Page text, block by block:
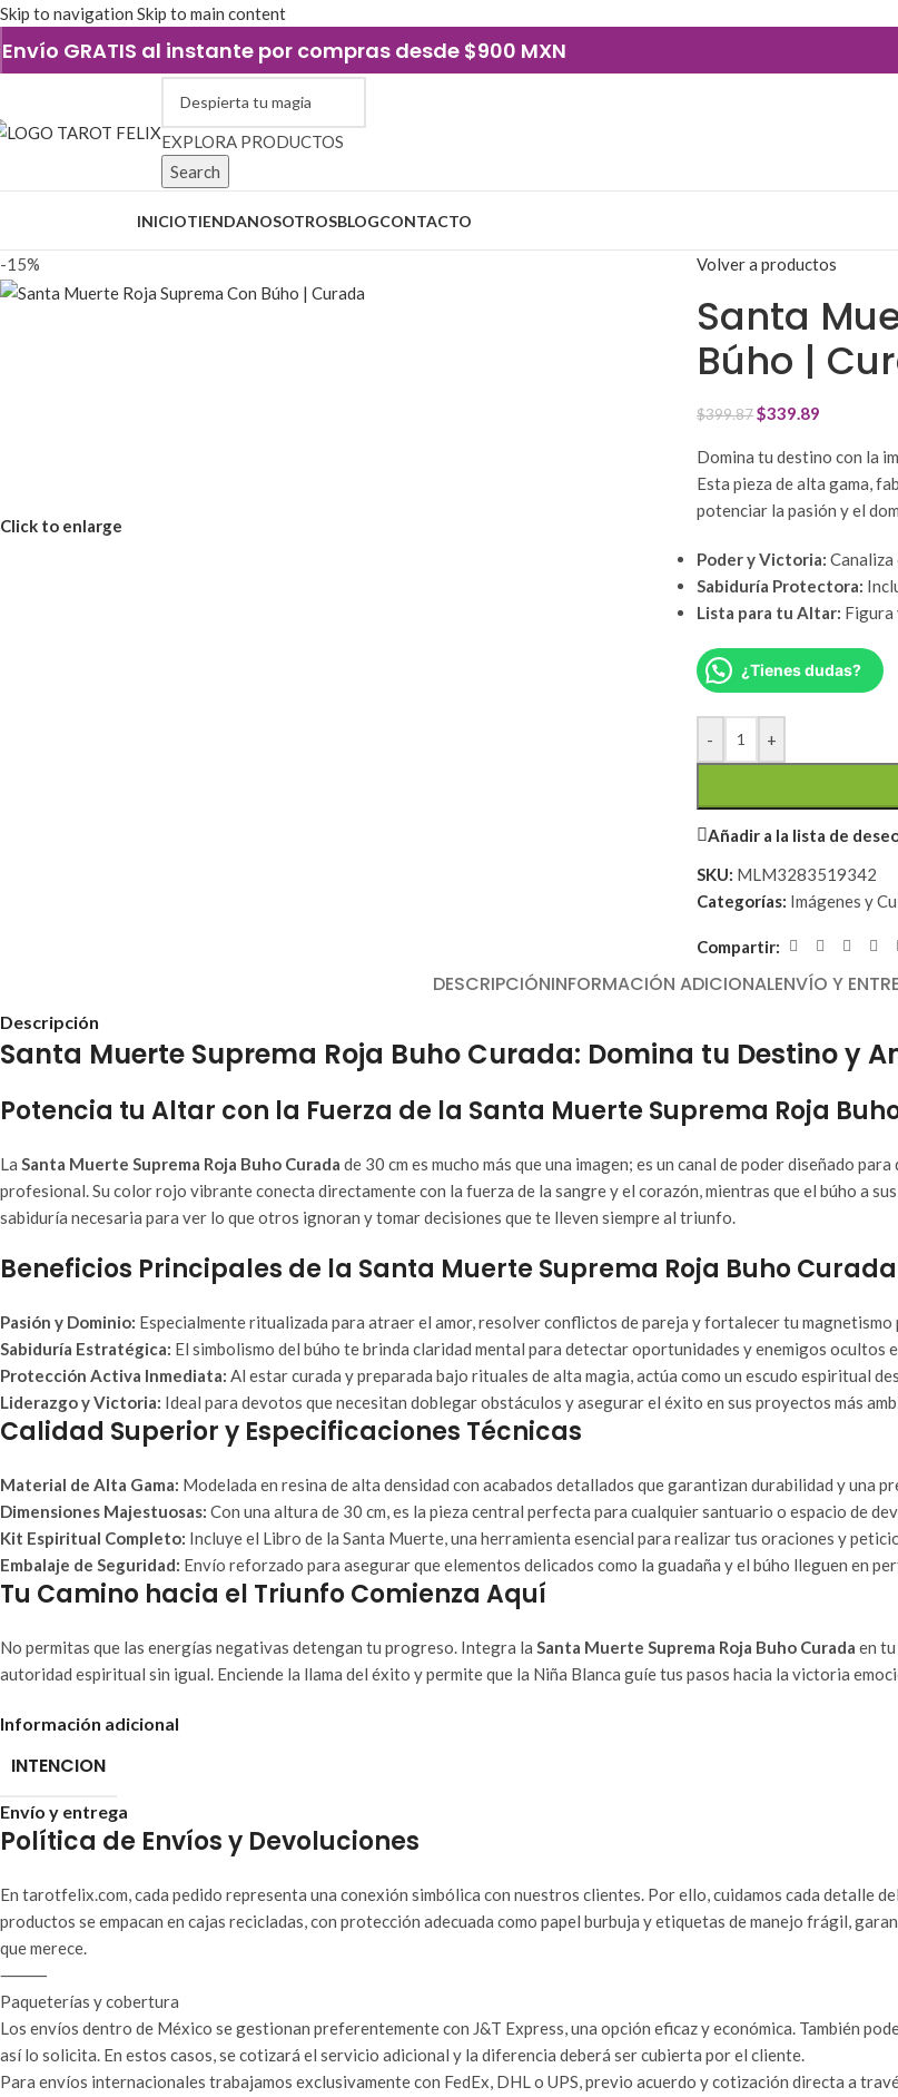
Skip to navigation Skip to main content
Envío GRATIS al instante por compras desde $900 MXN
EXPLORA PRODUCTOS
Search
INICIOTIENDANOSOTROSBLOGCONTACTO
-15%
Click to enlarge
Volver a productos
Santa
Búho |
$399.87$339.89
Domina tu destino con la
Esta pieza de alta gama,
potenciar la pasión y el
Poder y Victoria:
Sabiduría Protectora:
Lista para tu Altar: Figura
¿Tienes dudas?
- +
Añadir a la lista de
SKU: MLM3283519342
Categorías: Imágenes y
Compartir:
DESCRIPCIÓNINFORMACIÓN ADICIONALENVÍO Y
Descripción
Santa Muerte Suprema Roja Buho Curada: Domina tu Destino y
Potencia tu Altar con la Fuerza de la Santa Muerte Suprema Roja
La Santa Muerte Suprema Roja Buho Curada de 30 cm es mucho más que una imagen; es un canal de poder diseñado
profesional. Su color rojo vibrante conecta directamente con la fuerza de la sangre y el corazón, mientras que el búho a
sabiduría necesaria para ver lo que otros ignoran y tomar decisiones que te lleven siempre al triunfo.
Beneficios Principales de la Santa Muerte Suprema Roja Buho Curada
Pasión y Dominio: Especialmente ritualizada para atraer el amor, resolver conflictos de pareja y fortalecer tu magnetismo
Sabiduría Estratégica: El simbolismo del búho te brinda claridad mental para detectar oportunidades y enemigos ocultos
Protección Activa Inmediata: Al estar curada y preparada bajo rituales de alta magia, actúa como un escudo espiritual
Liderazgo y Victoria: Ideal para devotos que necesitan doblegar obstáculos y asegurar el éxito en sus proyectos más
Calidad Superior y Especificaciones Técnicas
Material de Alta Gama: Modelada en resina de alta densidad con acabados detallados que garantizan durabilidad y una
Dimensiones Majestuosas: Con una altura de 30 cm, es la pieza central perfecta para cualquier santuario o espacio de
Kit Espiritual Completo: Incluye el Libro de la Santa Muerte, una herramienta esencial para realizar tus oraciones y
Embalaje de Seguridad: Envío reforzado para asegurar que elementos delicados como la guadaña y el búho lleguen en
Tu Camino hacia el Triunfo Comienza Aquí
No permitas que las energías negativas detengan tu progreso. Integra la Santa Muerte Suprema Roja Buho Curada en
autoridad espiritual sin igual. Enciende la llama del éxito y permite que la Niña Blanca guíe tus pasos hacia la victoria
Información adicional
INTENCION
Envío y entrega
Política de Envíos y Devoluciones
En tarotfelix.com, cada pedido representa una conexión simbólica con nuestros clientes. Por ello, cuidamos cada detalle
productos se empacan en cajas recicladas, con protección adecuada como papel burbuja y etiquetas de manejo frágil,
que merece.
⸻
Paqueterías y cobertura
Los envíos dentro de México se gestionan preferentemente con J&T Express, una opción eficaz y económica. También
así lo solicita. En estos casos, se cotizará el servicio adicional y la diferencia deberá ser cubierta por el cliente.
Para envíos internacionales trabajamos exclusivamente con FedEx, DHL o UPS, previo acuerdo y cotización directa a